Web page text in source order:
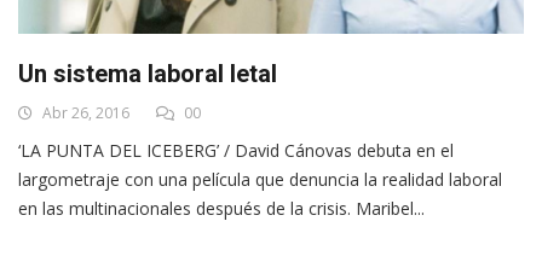
Un sistema laboral letal
Abr 26, 2016 00
‘LA PUNTA DEL ICEBERG’ / David Cánovas debuta en el
largometraje con una película que denuncia la realidad laboral
en las multinacionales después de la crisis. Maribel...